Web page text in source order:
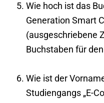
Wie hoch ist das
Generation Smart
(ausgeschriebene
Buchstaben für
Wie ist der
Studiengangs „E-